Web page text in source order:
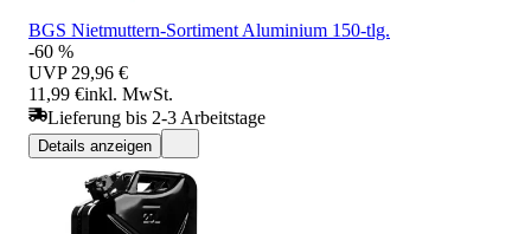
BGS Nietmuttern-Sortiment Aluminium 150-tlg.
-60 %
UVP 29,96 €
11,99 €inkl. MwSt.
Lieferung bis 2-3 Arbeitstage
Details anzeigen